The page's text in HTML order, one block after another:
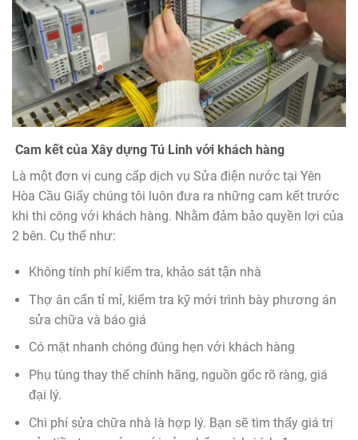
Cam kết của Xây dựng Tú Linh với khách hàng
Là một đơn vị cung cấp dịch vụ Sửa điện nước tại Yên
Hòa Cầu Giấy chúng tôi luôn đưa ra những cam kết trước
khi thi công với khách hàng. Nhằm đảm bảo quyền lợi của
2 bên. Cụ thể như:
Không tính phí kiểm tra, khảo sát tận nhà
Thợ ân cẩn tỉ mỉ, kiểm tra kỹ mới trình bày phương án
sửa chữa và báo giá
Có mặt nhanh chóng đúng hẹn với khách hàng
Phụ tùng thay thế chính hãng, nguồn gốc rõ ràng, giá
đại lý.
Chi phí sửa chữa nhà là hợp lý. Bạn sẽ tìm thấy giá trị